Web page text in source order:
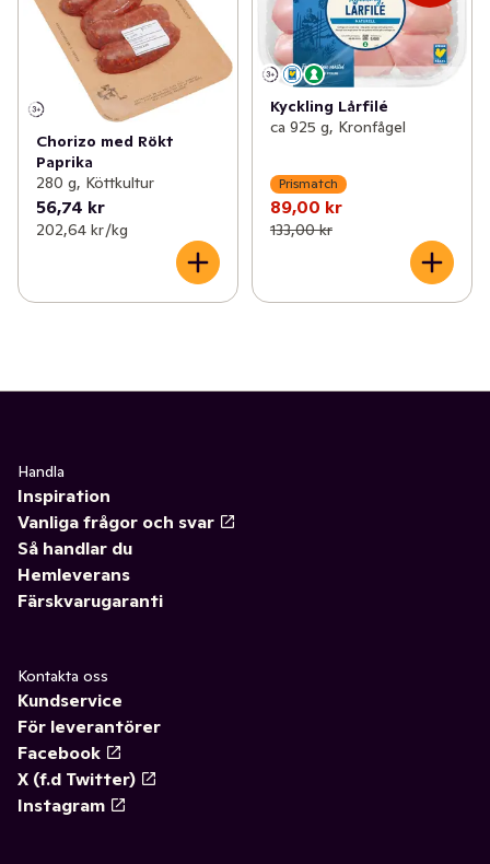
Chorizo med Rökt
Paprika
280 g, Köttkultur
56,74 kr
202,64 kr /kg
Kyckling Lårfilé
ca 925 g, Kronfågel
Prismatch
89,00 kr
133,00 kr
Handla
Inspiration
Vanliga frågor och svar
Så handlar du
Hemleverans
Färskvarugaranti
Kontakta oss
Kundservice
För leverantörer
Facebook
X (f.d Twitter)
Instagram